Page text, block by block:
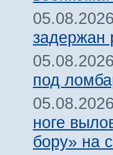
задержан
под
ноге
бору» на